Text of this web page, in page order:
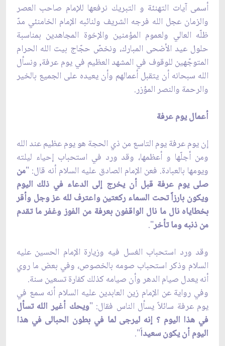
أسمى آيات التهنئة و التبريك نرفعها للإمام صاحب العصر
والزمان عجل الله فرجه الشريف ولنائبه الإمام الخامنئي مدّ
ظلّه العالي ولعموم المؤمنين والإخوة المجاهدين بمناسبة
حلول عيد الأضحى المبارك، ونخصّ حجّاج بيت الله الحرام
المتوجّهين للوقوف في المشهد العظيم في يوم عرفة, ونسأل
الله سبحانه أن يتقبل أعمالهم وأن يعيده على الجميع بالخير
والرحمة والنصر المؤزر.
أعمال يوم عرفة
إن يوم عرفة يوم التاسع من ذي الحجة هو يوم عظيم عند الله
ومن أجلّها و أعظمها، وقد ورد في استحباب إحياء ليلته
ويومها بالعبادة. فعن الإمام الصادق عليه السلام أنه قال: "من
صلى يوم عرفة قبل أن يخرج إلى الدعاء في ذلك اليوم
ويكون بارزاً تحت السماء ركعتين واعترف لله عز وجل وأقر
بخطاياه نال ما نال الواقفون بعرفة من الفوز وغفر ما تقدم
من ذنبه وما تأخر".
وقد ورد استحباب الغسل فيه وزيارة الإمام الحسين عليه
السلام وذكر استحباب صومه بالخصوص، وفي بعض ما روي
أنه يعدل صيام الدهر وأن صيامه كذلك كفارة تسعين سنة.
وفي رواية عن الإمام زين العابدين عليه السلام أنه سمع في
يوم عرفة سائلاً يسأل الناس فقال: "ويحك أغير الله تسأل
في هذا اليوم ؟ إنه ليرجى لما في بطون الحبالى في هذا
اليوم أن يكون سعيداً".